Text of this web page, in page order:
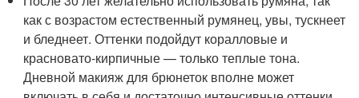
как с возрастом естественный румянец, увы, тускнеет
и бледнеет. Оттенки подойдут коралловые и
красновато-кирпичные — только теплые тона.
Дневной макияж для брюнеток вполне может